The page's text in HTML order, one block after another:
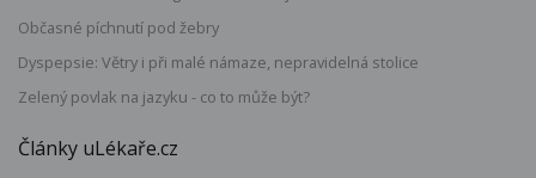
Občasné píchnutí pod žebry
Dyspepsie: Větry i při malé námaze, nepravidelná stolice
Zelený povlak na jazyku - co to může být?
Články uLékaře.cz